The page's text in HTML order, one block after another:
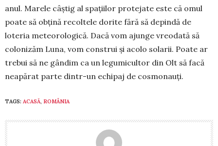
anul. Marele câștig al spațiilor protejate este că omul
poate să obțină recoltele dorite fără să depindă de
loteria meteorologică. Dacă vom ajunge vreodată să
colo­nizăm Luna, vom construi și acolo solarii. Poate ar
trebui să ne gândim ca un legumicultor din Olt să facă
neapărat parte dintr-un echipaj de cosmonauți.
TAGS: ACASĂ, ROMÂNIA